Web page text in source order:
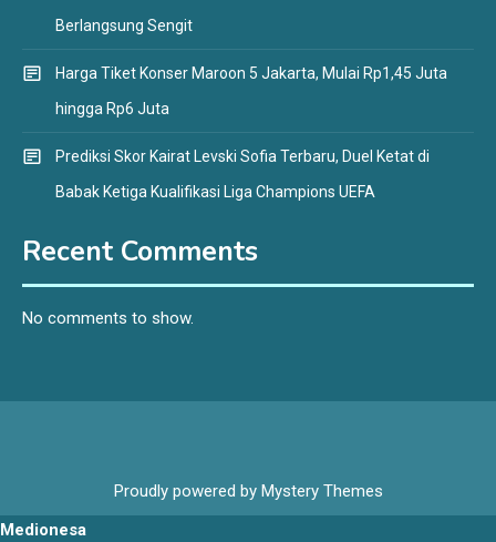
Berlangsung Sengit
Harga Tiket Konser Maroon 5 Jakarta, Mulai Rp1,45 Juta
hingga Rp6 Juta
Prediksi Skor Kairat Levski Sofia Terbaru, Duel Ketat di
Babak Ketiga Kualifikasi Liga Champions UEFA
Recent Comments
No comments to show.
Proudly powered by Mystery Themes
Medionesa